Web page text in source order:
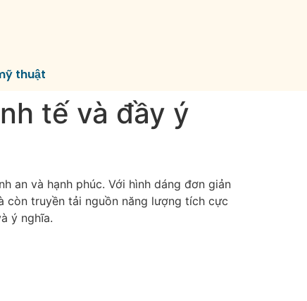
thuật
tế và đầy ý
an và hạnh phúc. Với hình dáng đơn giản
còn truyền tải nguồn năng lượng tích cực
ý nghĩa.